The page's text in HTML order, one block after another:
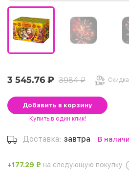
3 545.76 ₽ 3984 ₽
Добавить в корзину
Купить в один клик!
Доставка: завтра В
+177.29 ₽ на следующую покупку